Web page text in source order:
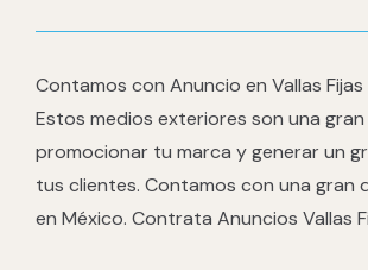
Contamos con Anuncio en Vallas Fijas
Estos medios exteriores son una
promocionar tu marca y generar un
tus clientes. Contamos con una gran
en México. Contrata Anuncios Vallas